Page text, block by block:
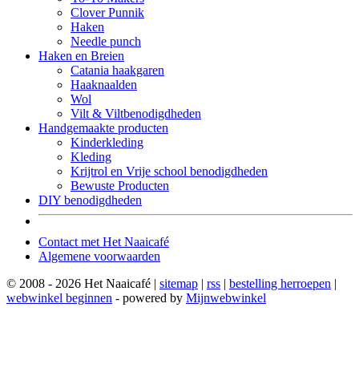
Clover Punnik
Haken
Needle punch
Haken en Breien
Catania haakgaren
Haaknaalden
Wol
Vilt & Viltbenodigdheden
Handgemaakte producten
Kinderkleding
Kleding
Krijtrol en Vrije school benodigdheden
Bewuste Producten
DIY benodigdheden
Contact met Het Naaicafé
Algemene voorwaarden
© 2008 - 2026 Het Naaicafé | sitemap | rss | bestelling herroepen |
webwinkel beginnen - powered by Mijnwebwinkel